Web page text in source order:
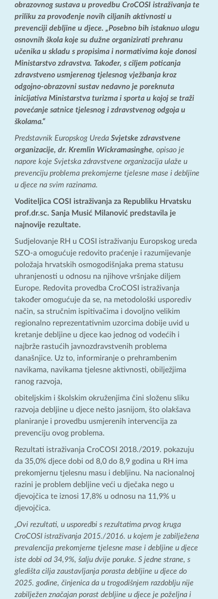
obrazovnog sustava u provedbu CroCOSI istraživanja te
priliku za provođenje novih ciljanih aktivnosti u
prevenciji debljine u djece. „Posebno bih istaknuo ulogu
osnovnih škola koje su dužne organizirati prehranu
učenika u skladu s propisima i normativima koje donosi
Ministarstvo zdravstva. Također, s ciljem poticanja
zdravstveno usmjerenog tjelesnog vježbanja kroz
odgojno-obrazovni sustav nedavno je poreknuta
inicijativa Ministarstva turizma i sporta u kojoj se traži
povećanje satnice tjelesnog i zdravstvenog odgoja u
školama.“
Predstavnik Europskog Ureda Svjetske zdravstvene
organizacije, dr. Kremlin Wickramasinghe, opisao je
napore koje Svjetska zdravstvene organizacija ulaže u
prevenciju problema prekomjerne tjelesne mase i debljine
u djece na svim razinama.
Voditeljica COSI istraživanja za Republiku Hrvatsku
prof.dr.sc. Sanja Musić Milanović predstavila je
najnovije rezultate.
Sudjelovanje RH u COSI istraživanju Europskog ureda
SZO-a omogućuje redovito praćenje i razumijevanje
položaja hrvatskih osmogodišnjaka prema statusu
uhranjenosti u odnosu na njihove vršnjake diljem
Europe. Redovita provedba CroCOSI istraživanja
također omogućuje da se, na metodološki usporediv
način, sa stručnim ispitivačima i dovoljno velikim
regionalno reprezentativnim uzorcima dobije uvid u
kretanje debljine u djece kao jednog od vodećih i
najbrže rastućih javnozdravstvenih problema
današnjice. Uz to, informiranje o prehrambenim
navikama, navikama tjelesne aktivnosti, obilježjima
ranog razvoja,
obiteljskim i školskim okruženjima čini složenu sliku
razvoja debljine u djece nešto jasnijom, što olakšava
planiranje i provedbu usmjerenih intervencija za
prevenciju ovog problema.
Rezultati istraživanja CroCOSI 2018./2019. pokazuju
da 35,0% djece dobi od 8,0 do 8,9 godina u RH ima
prekomjernu tjelesnu masu i debljinu. Na nacionalnoj
razini je problem debljine veći u dječaka nego u
djevojčica te iznosi 17,8% u odnosu na 11,9% u
djevojčica.
„Ovi rezultati, u usporedbi s rezultatima prvog kruga
CroCOSI istraživanja 2015./2016. u kojem je zabilježena
prevalencija prekomjerne tjelesne mase i debljine u djece
iste dobi od 34,9%, šalju dvije poruke. S jedne strane, s
gledišta cilja zaustavljanja porasta debljine u djece do
2025. godine, činjenica da u trogodišnjem razdoblju nije
zabilježen značajan porast debljine u djece je poželjna i